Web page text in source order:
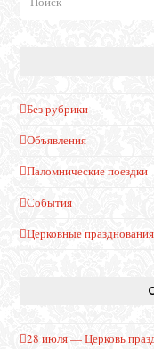
Без рубрики
Объявления
Паломнические поездки
События
Церковные празднования
28 июля — Церковь